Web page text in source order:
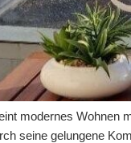
modernes
seine gelungene